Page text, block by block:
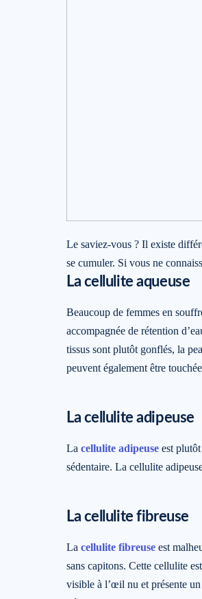
Le saviez-vous ? Il existe
se cumuler. Si vous ne
La cellulite aqueuse
Beaucoup de femmes en
accompagnée de rétention
tissus sont plutôt gonflés, la
peuvent également être
La cellulite adipeuse
La cellulite adipeuse est
sédentaire. La cellulite
La cellulite fibreuse
La cellulite fibreuse est
sans capitons. Cette cellulite
visible à l’œil nu et présente un